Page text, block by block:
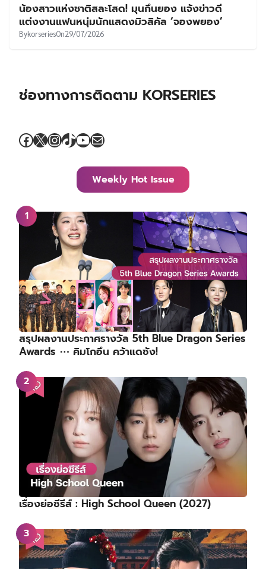
น้องสาวแห่งชาติสละโสด! มุนกึนยอง แจ้งข่าวดี
แต่งงานแฟนหนุ่มนักแสดงมิวสิคัล ‘จองพยอง’
BykorseriesOn29/07/2026
ช่องทางการติดตาม KORSERIES
Facebook
X Instagram
TikTok
YouTube
Mail
Weekly Hot Issue
สรุปผลงานประกาศรางวัล 5th Blue Dragon Series
Awards ⋯ คิมโกอึน คว้าแดซัง!
เรื่องย่อซีรีส์ : High School Queen (2027)